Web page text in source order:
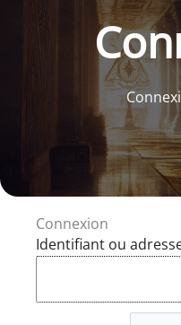
Connexion
Identifiant ou